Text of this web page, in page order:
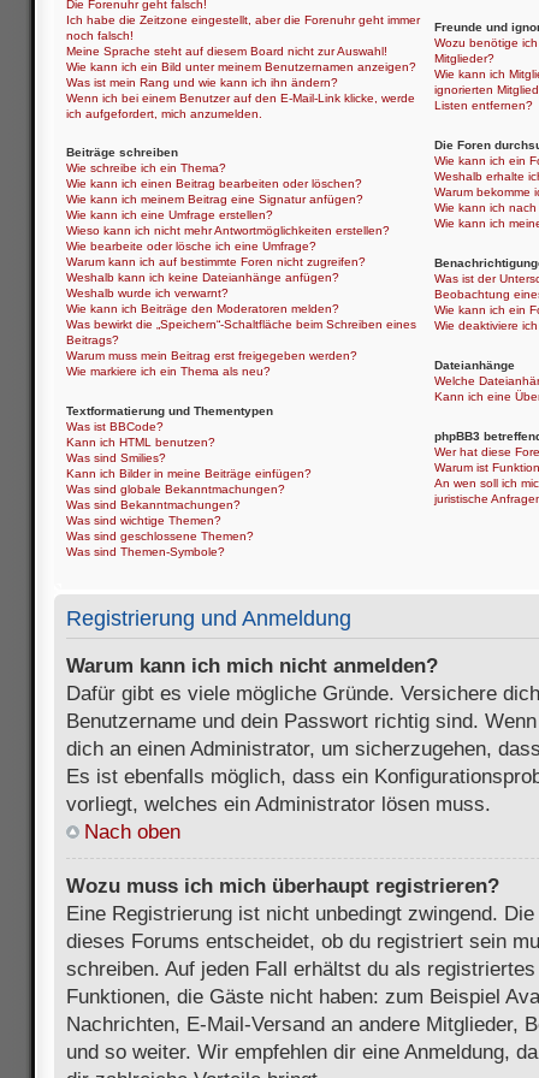
Die Forenuhr geht falsch!
Ich habe die Zeitzone eingestellt, aber die Forenuhr geht immer
noch falsch!
Meine Sprache steht auf diesem Board nicht zur Auswahl!
Wie kann ich ein Bild unter meinem Benutzernamen anzeigen?
Was ist mein Rang und wie kann ich ihn ändern?
Wenn ich bei einem Benutzer auf den E-Mail-Link klicke, werde
ich aufgefordert, mich anzumelden.
Beiträge schreiben
Wie schreibe ich ein Thema?
Wie kann ich einen Beitrag bearbeiten oder löschen?
Wie kann ich meinem Beitrag eine Signatur anfügen?
Wie kann ich eine Umfrage erstellen?
Wieso kann ich nicht mehr Antwortmöglichkeiten erstellen?
Wie bearbeite oder lösche ich eine Umfrage?
Warum kann ich auf bestimmte Foren nicht zugreifen?
Weshalb kann ich keine Dateianhänge anfügen?
Weshalb wurde ich verwarnt?
Wie kann ich Beiträge den Moderatoren melden?
Was bewirkt die „Speichern“-Schaltfläche beim Schreiben eines
Beitrags?
Warum muss mein Beitrag erst freigegeben werden?
Wie markiere ich ein Thema als neu?
Textformatierung und Thementypen
Was ist BBCode?
Kann ich HTML benutzen?
Was sind Smilies?
Kann ich Bilder in meine Beiträge einfügen?
Was sind globale Bekanntmachungen?
Was sind Bekanntmachungen?
Was sind wichtige Themen?
Was sind geschlossene Themen?
Was sind Themen-Symbole?
Freunde und
Wozu benötige
Mitglieder?
Wie kann ich
ignorierten
Listen entfernen?
Die Foren
Wie kann ich ein
Weshalb erhalte
Warum bekomme
Wie kann ich
Wie kann ich
Was ist der
Beobachtung
Wie kann ich ein
Wie deaktiviere
Dateianhänge
Welche
Kann ich eine
phpBB3
Wer hat diese
Warum ist
An wen soll ich
juristische
Registrierung und Anmeldung
Warum kann ich mich nicht anmelden?
Dafür gibt es viele mögliche Gründe. Versichere
Benutzername und dein Passwort richtig sind.
dich an einen Administrator, um sicherzugehen,
Es ist ebenfalls möglich, dass ein
vorliegt, welches ein Administrator lösen muss.
Nach oben
Wozu muss ich mich überhaupt registrieren?
Eine Registrierung ist nicht unbedingt zwingend.
dieses Forums entscheidet, ob du registriert sein
schreiben. Auf jeden Fall erhältst du als
Funktionen, die Gäste nicht haben: zum Beispiel
Nachrichten, E-Mail-Versand an andere Mitglieder,
und so weiter. Wir empfehlen dir eine Anmeldung,